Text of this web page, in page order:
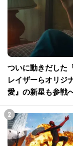
ついに動きだした
レイザーらオリジ
愛』の新星も参戦